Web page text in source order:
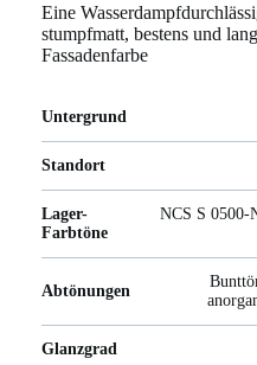
Eine
stumpfmatt, bestens und
Fassadenfarbe
Untergrund
Standort
Lager-
Farbtöne
NCS S 0500-
Abtönungen
Glanzgrad